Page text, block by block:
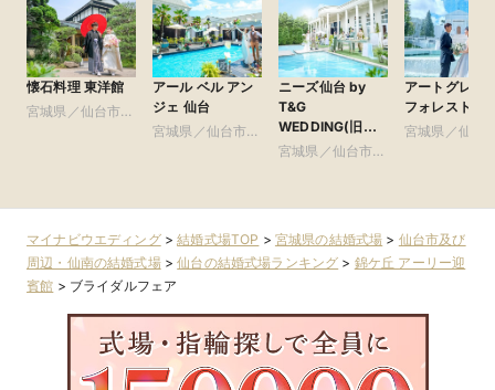
懐石料理 東洋館
宮城県／仙台市及
アール ベル アン
ジェ 仙台
宮城県／仙台市及
ニーズ仙台 by
T&G
WEDDING(旧
アーカンジェル迎
宮城県／仙台市及
アートグレイ
フォレスト迎
宮城県／仙台
マイナビウエディング>結婚式場TOP > 宮城県の結婚式場 > 仙台市及び
周辺・仙南の結婚式場>仙台の結婚式場ランキング > 錦ケ丘 アーリー迎
賓館 > ブライダルフェア